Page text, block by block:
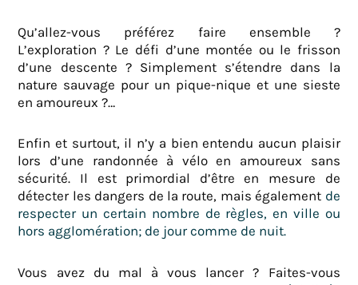
Qu’allez-vous préférez faire ensemble ?
L’exploration ? Le défi d’une montée ou le frisson
d’une descente ? Simplement s’étendre dans la
nature sauvage pour un pique-nique et une sieste
en amoureux ?…
Enfin et surtout, il n’y a bien entendu aucun plaisir
lors d’une randonnée à vélo en amoureux sans
sécurité. Il est primordial d’être en mesure de
détecter les dangers de la route, mais également de
respecter un certain nombre de règles, en ville ou
hors agglomération; de jour comme de nuit.
Vous avez du mal à vous lancer ? Faites-vous